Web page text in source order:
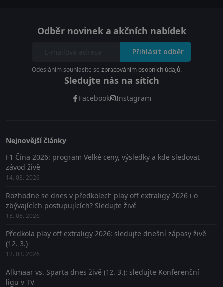
Odběr novinek a akčních nabídek
Přihlásit odběr
Odesláním souhlasíte se zpracováním osobních údajů.
Sledujte nás na sítích
Facebook Instagram
Nejnovější články
F1 Čína 2026: program Velké ceny, výsledky a kde sledovat
závod živě
14. 03. 2026
Rozhodne se dnes v předkolech play off extraligy 2026 i o
zbývajících postupujících? Sledujte živě
13. 03. 2026
Předkola play off extraligy 2026: sledujte dnešní zápasy živě
(12. 3.)
12. 03. 2026
Alkmaar vs. Sparta dnes živě (12. 3.): sledujte Konferenční
ligu v TV